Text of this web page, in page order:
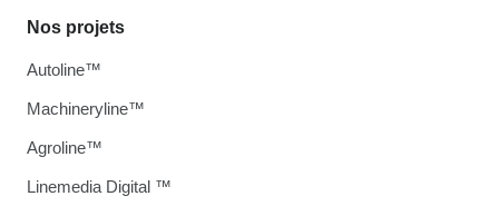
Nos projets
Autoline™
Machineryline™
Agroline™
Linemedia Digital ™